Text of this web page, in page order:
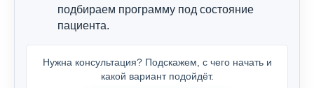
подбираем программу под состояние
пациента.
Нужна консультация? Подскажем, с чего начать и
какой вариант подойдёт.